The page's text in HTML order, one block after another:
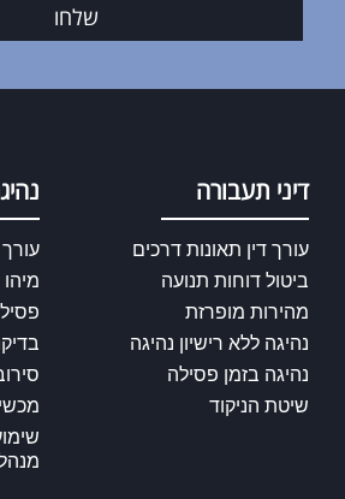
שלחו
דיני תעבורה
עורך דין תאונות דרכים
ביטול דוחות תנועה
מהירות מופרזת
נהיגה ללא רישיון נהיגה
נהיגה בזמן פסילה
שיטת הניקוד